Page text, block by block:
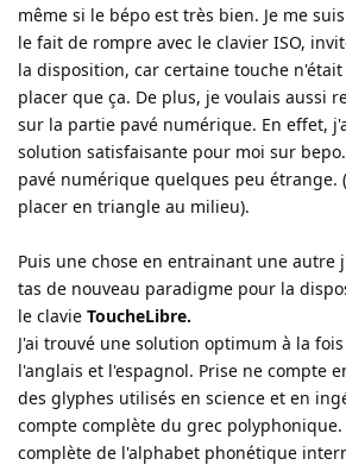
même si le bépo est très bien. Je me
le fait de rompre avec le clavier ISO,
la disposition, car certaine touche
placer que ça. De plus, je voulais aussi
sur la partie pavé numérique. En effet,
solution satisfaisante pour moi sur
pavé numérique quelques peu étrange.
placer en triangle au milieu).
Puis une chose en entrainant une
tas de nouveau paradigme pour la
le clavie ToucheLibre.
J'ai trouvé une solution optimum à la
l'anglais et l'espagnol. Prise ne compte
des glyphes utilisés en science et en
compte complète du grec
complète de l'alphabet phonétique